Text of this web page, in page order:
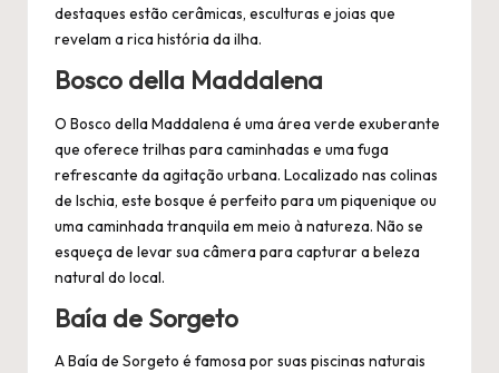
destaques estão cerâmicas, esculturas e joias que
revelam a rica história da ilha.
Bosco della Maddalena
O Bosco della Maddalena é uma área verde exuberante
que oferece trilhas para caminhadas e uma fuga
refrescante da agitação urbana. Localizado nas colinas
de Ischia, este bosque é perfeito para um piquenique ou
uma caminhada tranquila em meio à natureza. Não se
esqueça de levar sua câmera para capturar a beleza
natural do local.
Baía de Sorgeto
A Baía de Sorgeto é famosa por suas piscinas naturais